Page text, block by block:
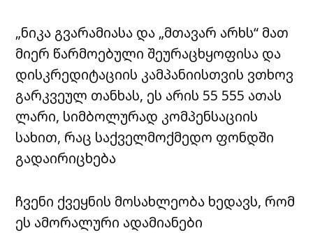
„ნიკა გვარამიასა და „მთავარ არხს“ მათ
მიერ წარმოებული შეურაცხყოფისა და
დისკრედიტაციის კამპანიისთვის ვთხოვ
გარკვეულ თანხას, ეს არის 55 555 ათას
ლარი, სიმბოლურად კომპენსაციის
სახით, რაც საქველმოქმედო ფონდში
გადაირიცხება
ჩვენი ქვეყნის მოსახლეობა ხედავს, რომ
ეს ამორალური ადამიანები